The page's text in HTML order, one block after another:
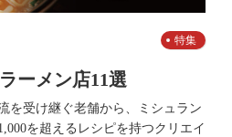
特集
ーメン店11選
を受け継ぐ老舗から、ミシュラン
を超えるレシピを持つクリエイ